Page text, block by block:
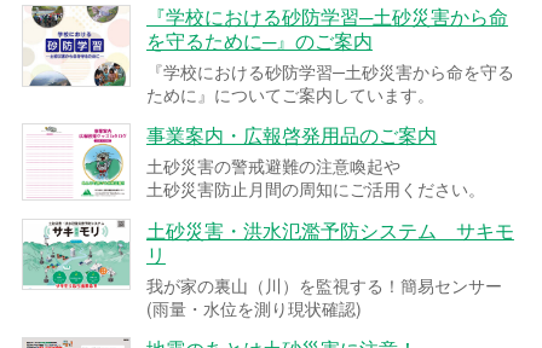
『学校における砂防学習─土砂災害から命
を守るために─』のご案内
『学校における砂防学習─土砂災害から命を守る
ために』についてご案内しています。
事業案内・広報啓発用品のご案内
土砂災害の警戒避難の注意喚起や
土砂災害防止月間の周知にご活用ください。
土砂災害・洪水氾濫予防システム サキモ
リ
我が家の裏山（川）を監視する！簡易センサー
(雨量・水位を測り現状確認)